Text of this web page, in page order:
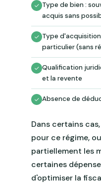
Type de bien :
acquis sans
Type
particulier (sans
Qualification
et la revente
Absence de
Dans certains
pour ce régime,
partiellement les
certaines
d'optimiser la